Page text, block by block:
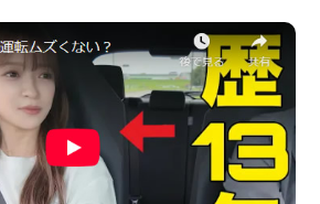
コラム&トピックス
空き状況
メディア紹介